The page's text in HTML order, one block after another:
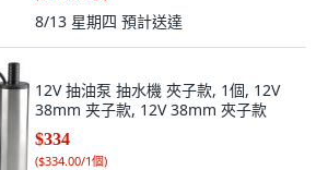
8/13 星期四 預計送達
12V 抽油泵 抽水機 夾子款, 1個, 12V
38mm 夹子款, 12V 38mm 夾子款
$334
($334.00/1個)